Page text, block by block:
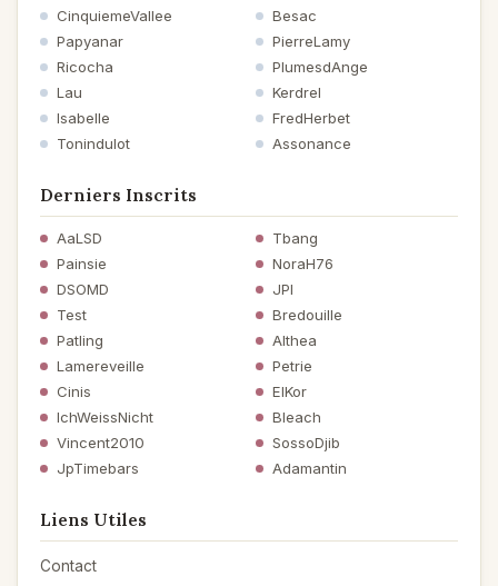
D'une justesse implacable. Merci
le 03/02/2013 à 09:31
Sujet bien déroulé ! bravo !
CinquiemeVallee
Besac
Papyanar
PierreLamy
Ricocha
PlumesdAnge
Lau
Kerdrel
Isabelle
FredHerbet
Tonindulot
Assonance
Derniers Inscrits
AaLSD
Tbang
Painsie
NoraH76
DSOMD
JPI
Test
Bredouille
Patling
Althea
Lamereveille
Petrie
Cinis
ElKor
IchWeissNicht
Bleach
Vincent2010
SossoDjib
JpTimebars
Adamantin
Liens Utiles
Contact